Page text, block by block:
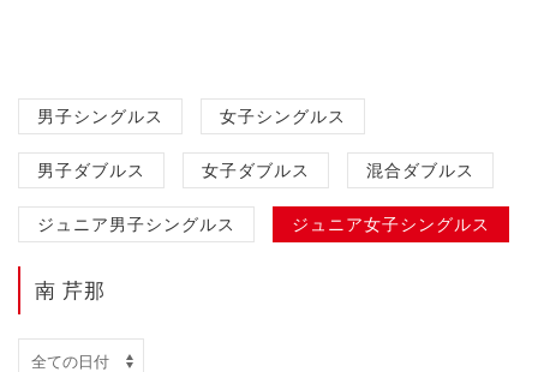
男子シングルス 女子シングルス
男子ダブルス 女子ダブルス 混合ダブルス
ジュニア男子シングルス ジュニア女子シングルス
南 芹那